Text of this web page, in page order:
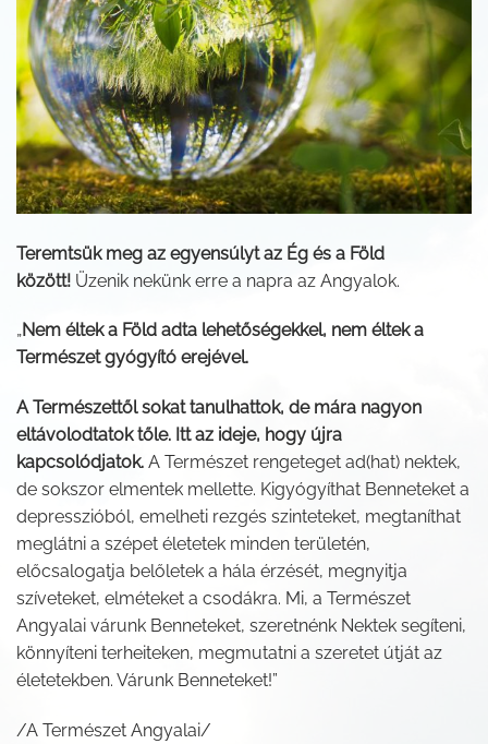
Teremtsük meg az egyensúlyt az Ég és a Föld
között! Üzenik nekünk erre a napra az Angyalok.
„Nem éltek a Föld adta lehetőségekkel, nem éltek a
Természet gyógyító erejével.
A Természettől sokat tanulhattok, de mára nagyon
eltávolodtatok tőle. Itt az ideje, hogy újra
kapcsolódjatok. A Természet rengeteget ad(hat) nektek,
de sokszor elmentek mellette. Kigyógyíthat Benneteket a
depresszióból, emelheti rezgés szinteteket, megtaníthat
meglátni a szépet életetek minden területén,
előcsalogatja belőletek a hála érzését, megnyitja
szíveteket, elméteket a csodákra. Mi, a Természet
Angyalai várunk Benneteket, szeretnénk Nektek segíteni,
könnyíteni terheiteken, megmutatni a szeretet útját az
életetekben. Várunk Benneteket!”
/A Természet Angyalai/